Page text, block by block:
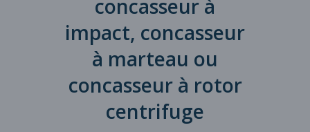
concasseur à
impact, concasseur
à marteau ou
concasseur à rotor
centrifuge